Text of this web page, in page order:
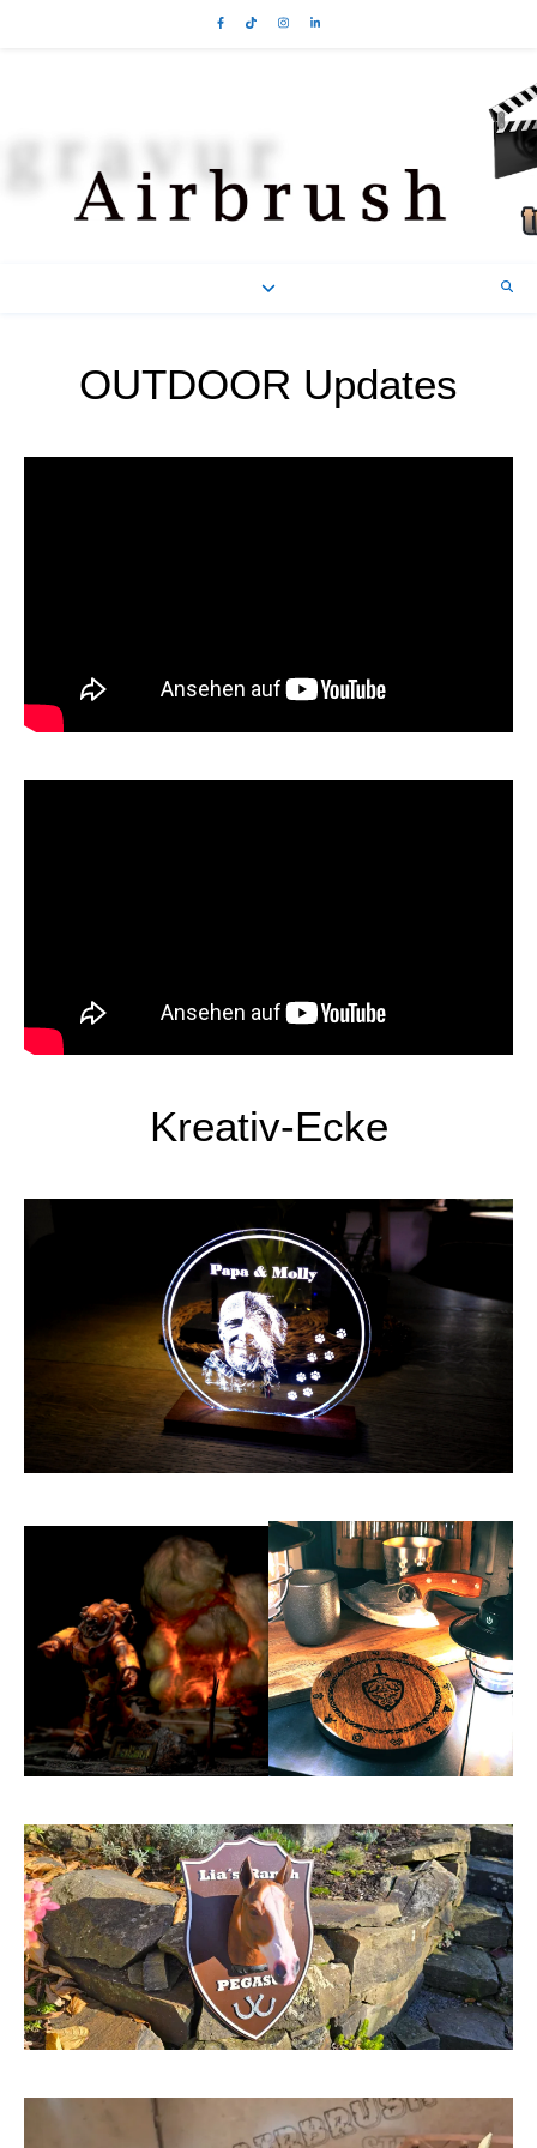
OUTDOOR Updates
Kreativ-Ecke